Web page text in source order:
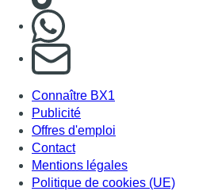
S'abonner à notre
Connaître BX1
Publicité
Offres d'emploi
Contact
Mentions légales
Politique de cookies (UE)